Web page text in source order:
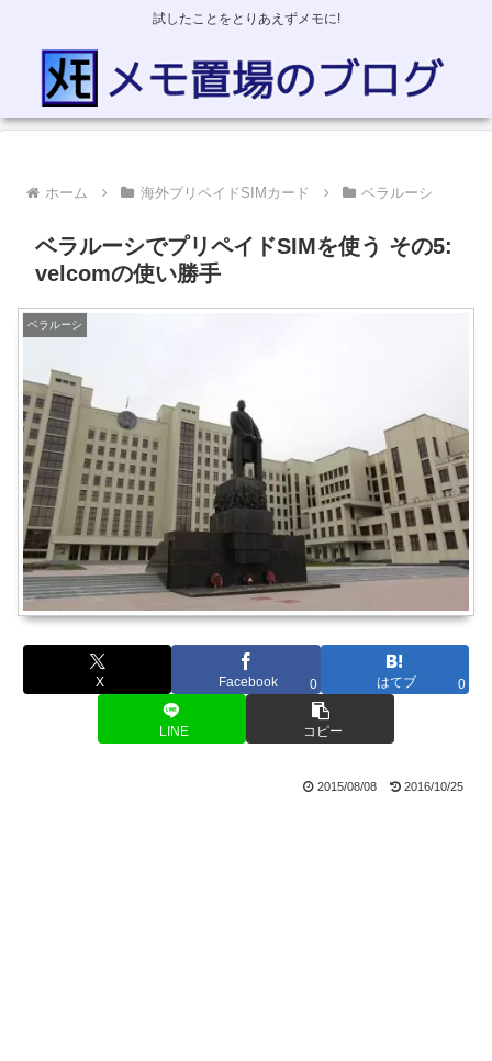
試したことをとりあえずメモに!
ホーム 海外プリペイドSIMカード ベラルーシ
ベラルーシでプリペイドSIMを使う その5:
velcomの使い勝手
ベラルーシ
X Facebook 0 はてブ 0
LINE コピー
2015/08/08 2016/10/25